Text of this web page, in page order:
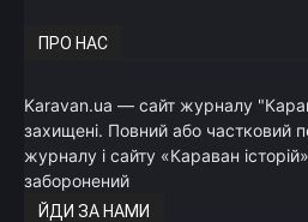
ПРО НАС
Karavan.ua — сайт журналу
захищені. Повний або частковий
журналу і сайту «Караван
заборонений
ЙДИ ЗА НАМИ